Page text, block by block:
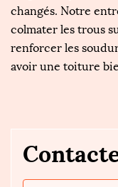
changés. Notre
colmater les trous
renforcer les
avoir une toiture